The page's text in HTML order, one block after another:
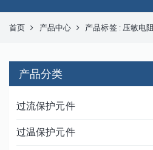
首页 产品中心 产品标签 : 压敏电阻
产品分类
过流保护元件
过温保护元件